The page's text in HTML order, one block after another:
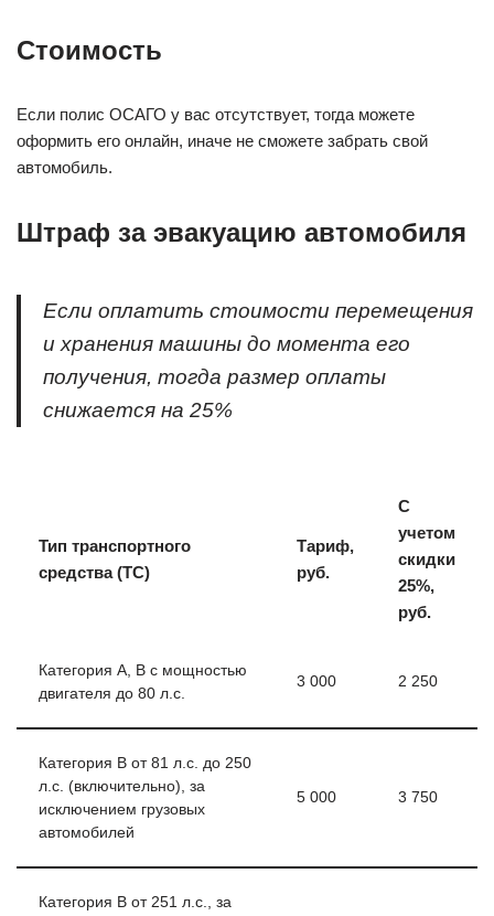
Стоимость
Если полис ОСАГО у вас отсутствует, тогда можете
оформить его онлайн, иначе не сможете забрать свой
автомобиль.
Штраф за эвакуацию автомобиля
Если оплатить стоимости перемещения
и хранения машины до момента его
получения, тогда размер оплаты
снижается на 25%
Тип транспортного
средства (ТС)
Тариф,
руб.
С
учетом
скидки
25%,
руб.
Категория А, В с мощностью
двигателя до 80 л.с.
3 000 2 250
Категория В от 81 л.с. до 250
л.с. (включительно), за
исключением грузовых
автомобилей
5 000 3 750
Категория В от 251 л.с., за